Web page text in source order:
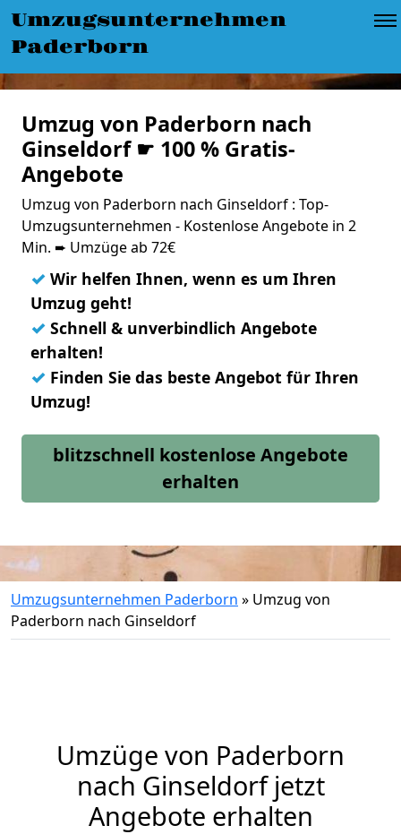
Umzugsunternehmen
Paderborn
Umzug von Paderborn nach
Ginseldorf ☛ 100 % Gratis-
Angebote
Umzug von Paderborn nach Ginseldorf : Top-
Umzugsunternehmen - Kostenlose Angebote in 2
Min. ➨ Umzüge ab 72€
✓ Wir helfen Ihnen, wenn es um Ihren
Umzug geht!
✓ Schnell & unverbindlich Angebote
erhalten!
✓ Finden Sie das beste Angebot für Ihren
Umzug!
blitzschnell kostenlose Angebote
erhalten
Umzugsunternehmen Paderborn » Umzug von
Paderborn nach Ginseldorf
Umzüge von Paderborn
nach Ginseldorf jetzt
Angebote erhalten